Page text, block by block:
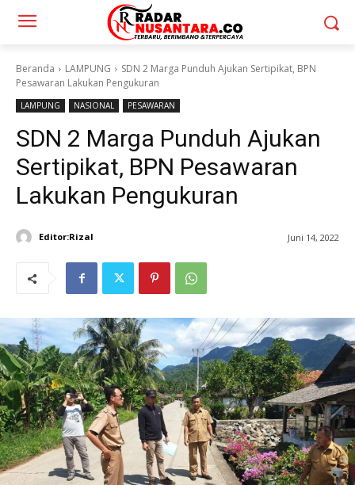
Beranda LAMPUNG
SDN 2 Marga Punduh Ajukan Sertipikat, BPN
Pesawaran Lakukan Pengukuran
LAMPUNG NASIONAL PESAWARAN
SDN 2 Marga Punduh Ajukan
Sertipikat, BPN Pesawaran
Lakukan Pengukuran
Editor:Rizal Juni 14, 2022